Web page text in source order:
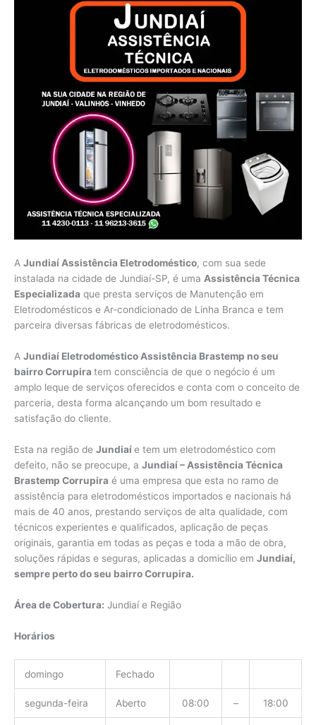
A Jundiaí Assistência Eletrodoméstico, com sua sede
instalada na cidade de Jundiaí-SP, é uma Assistência Técnica
Especializada que presta serviços de Manutenção em
Eletrodomésticos e Ar-condicionado de Linha Branca e tem
parceira diversas fábricas de eletrodomésticos.
A Jundiaí Eletrodoméstico Assistência Brastemp no seu
bairro Corrupira tem consciência de que o negócio é um
amplo leque de serviços oferecidos e conta com o conceito de
parceria, desta forma alcançando um bom resultado e
satisfação do cliente.
Esta na região de Jundiaíe tem um eletrodoméstico com
defeito, não se preocupe, a Jundiaí – Assistência Técnica
Brastemp Corrupira é uma empresa que esta no ramo de
assistência para eletrodomésticos importados e nacionais há
mais de 40 anos, prestando serviços de alta qualidade, com
técnicos experientes e qualificados, aplicação de peças
originais, garantia em todas as peças e toda a mão de obra,
soluções rápidas e seguras, aplicadas a domicílio em Jundiaí,
sempre perto do seu bairro Corrupira.
Área de Cobertura: Jundiaí e Região
Horários
domingo Fechado
segunda-feira Aberto 08:00 – 18:00